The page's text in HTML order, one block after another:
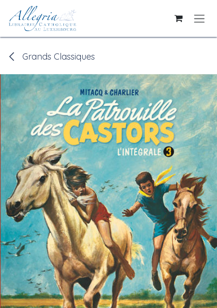
Se rendre au contenu
Grands Classiques